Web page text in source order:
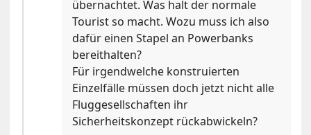
übernachtet. Was halt der normale
Tourist so macht. Wozu muss ich also
dafür einen Stapel an Powerbanks
bereithalten?
Für irgendwelche konstruierten
Einzelfälle müssen doch jetzt nicht alle
Fluggesellschaften ihr
Sicherheitskonzept rückabwickeln?